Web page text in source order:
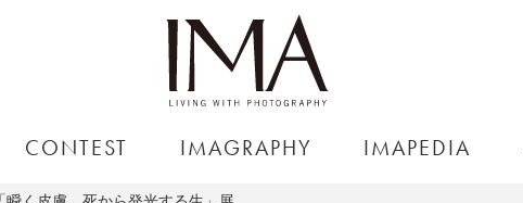
CONTEST IMAGRAPHY IMAPEDIA